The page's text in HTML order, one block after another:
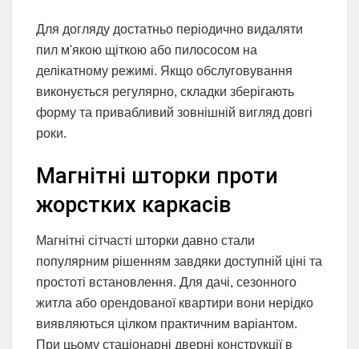
Для догляду достатньо періодично видаляти
пил м'якою щіткою або пилососом на
делікатному режимі. Якщо обслуговування
виконується регулярно, складки зберігають
форму та привабливий зовнішній вигляд довгі
роки.
Магнітні шторки проти
жорстких каркасів
Магнітні сітчасті шторки давно стали
популярним рішенням завдяки доступній ціні та
простоті встановлення. Для дачі, сезонного
житла або орендованої квартири вони нерідко
виявляються цілком практичним варіантом.
При цьому стаціонарні дверні конструкції в